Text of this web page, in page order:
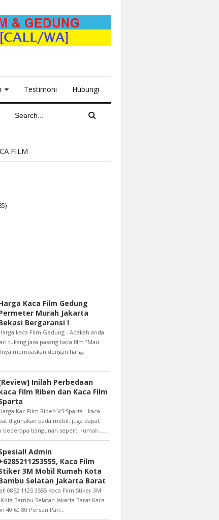
Testimoni Hubungi
FILM
Kaca Film Gedung
Murah Jakarta
Bergaransi !
kaca Film Gedung - Apakah anda
tukang jasa pasang kaca film ?Mau
memuaskan dengan harga
Inilah Perbedaan
Film Riben dan Kaca Film
Kac Film Riben VS Sparta - kaca
digunakan pada mobil, juga dapat
beberapa bangunan seperti rumah, ...
Admin
Kaca Film
3M Mobil Rumah Kota
Selatan Jakarta Barat
0852 1125 3555 Kaca Film Stiker 3M
Bambu Selatan Jakarta Barat Kaca
40 60 80 Persen Pan...